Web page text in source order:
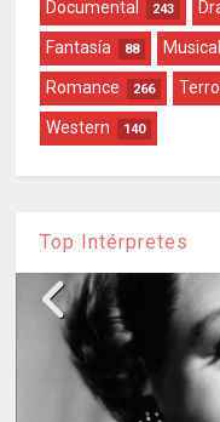
Documental 243
Fantasía 88 Musical
Romance 266
Western 140
Top Intérpretes